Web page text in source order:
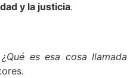
y la justicia.
¿Qué es esa cosa llamada